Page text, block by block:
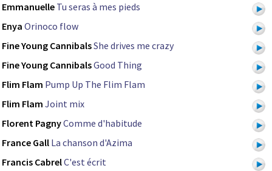
Emmanuelle Tu seras à mes pieds
Enya Orinoco flow
Fine Young CannibalsShe drives me crazy
Fine Young CannibalsGood Thing
Flim Flam Pump Up The Flim Flam
Flim Flam Joint mix
Florent PagnyComme d'habitude
France Gall La chanson d'Azima
Francis CabrelC'est écrit